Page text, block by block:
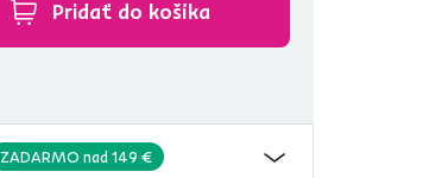
Pridať do košíka
ZADARMO nad 149 €